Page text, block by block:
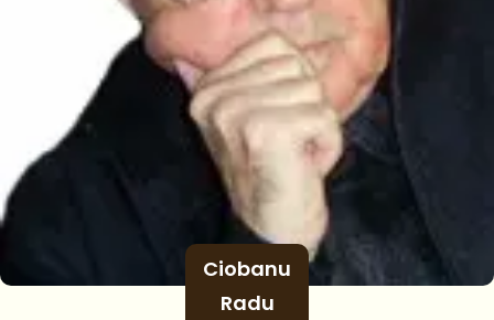
Ciobanu
Radu